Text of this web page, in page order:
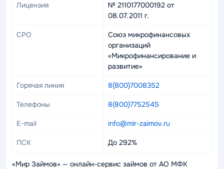
Лицензия
№ 2110177000192 от
08.07.2011 г.
СРО
Союз микрофинансовых
организаций
«Микрофинансирование и
развитие»
Горячая линия 8(800)7008352
Телефоны 8(800)7752545
E-mail info@mir-zaimov.ru
ПСК До 292%
«Мир Займов» — онлайн-сервис займов от АО МФК